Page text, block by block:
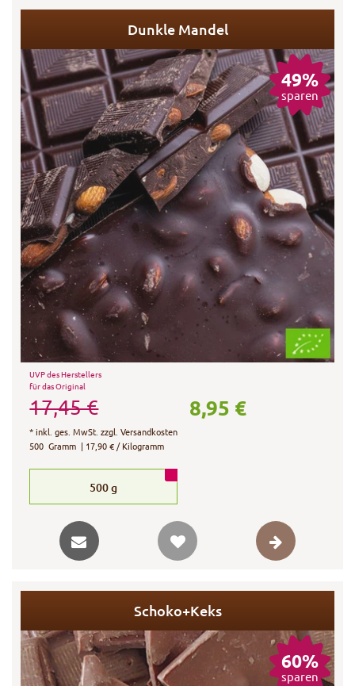
Dunkle Mandel
49%
sparen
UVP des Herstellers
für das Original
17,45 € 8,95 €
*inkl. ges. MwSt. zzgl.Versandkosten
500 Gramm | 17,90 € / Kilogramm
500g
Schoko+Keks
60%
sparen